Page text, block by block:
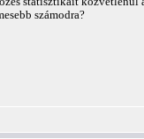
számodra?